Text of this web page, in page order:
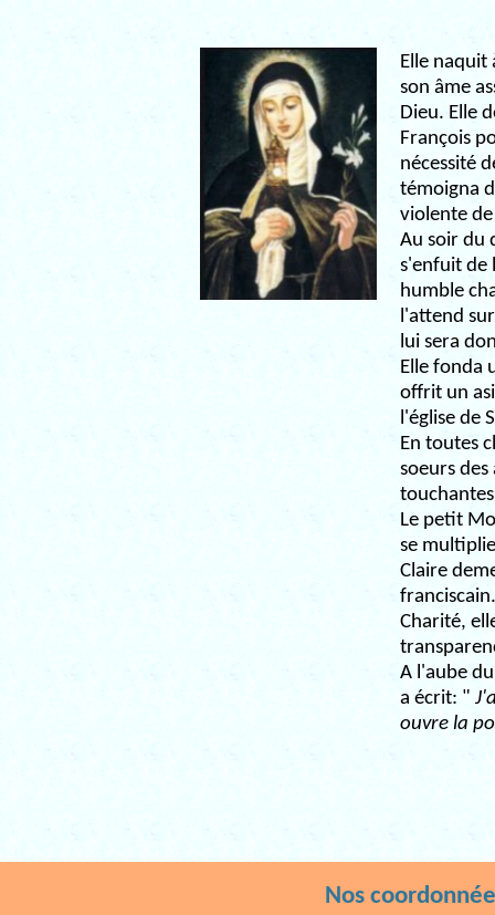
Elle naquit
son âme
Dieu. Elle
François
nécessité
témoigna
violente
Au soir du
s'enfuit de
humble
l'attend
lui sera
Elle fonda
offrit un
l'église de
En toutes
soeurs
Le petit
se
Claire
Charité,
A l'aube
a écrit: "
ouvre la
Nos